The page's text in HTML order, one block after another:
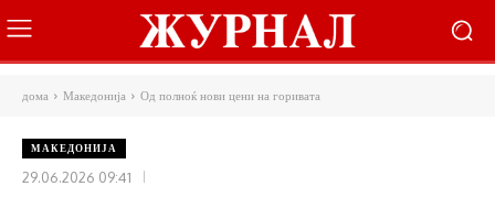
дома Македонија Од полноќ нови цени на горивата
МАКЕДОНИЈА
29.06.2026 09:41